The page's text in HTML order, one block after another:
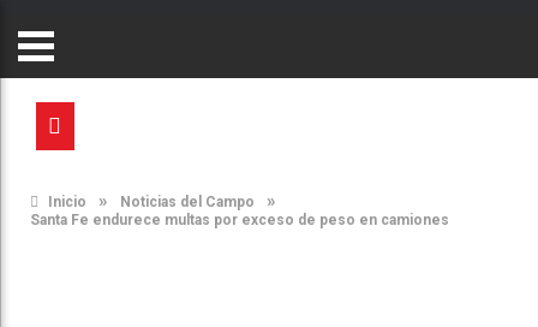
Inicio » Noticias del Campo »
Santa Fe endurece multas por exceso de peso en camiones